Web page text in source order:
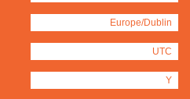
Europe/Dublin
UTC
Y